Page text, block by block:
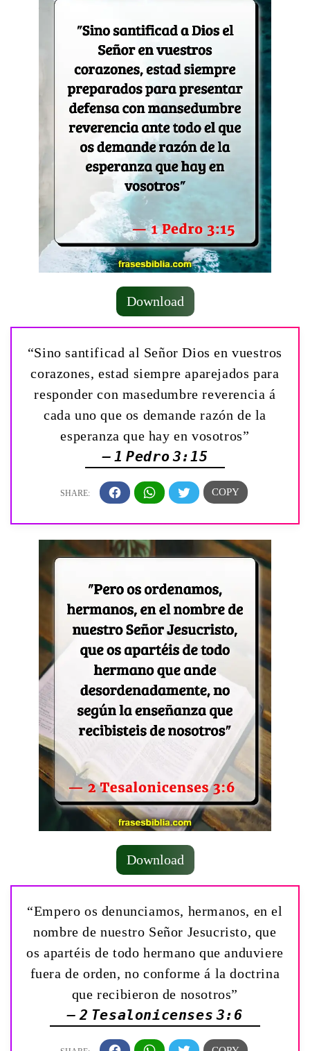
Download
“Sino santificad al Señor Dios en vuestros
corazones, estad siempre aparejados para
responder con masedumbre reverencia á
cada uno que os demande razón de la
esperanza que hay en vosotros”
— 1 Pedro 3:15
Download
“Empero os denunciamos, hermanos, en el
nombre de nuestro Señor Jesucristo, que
os apartéis de todo hermano que anduviere
fuera de orden, no conforme á la doctrina
que recibieron de nosotros”
— 2 Tesalonicenses 3:6